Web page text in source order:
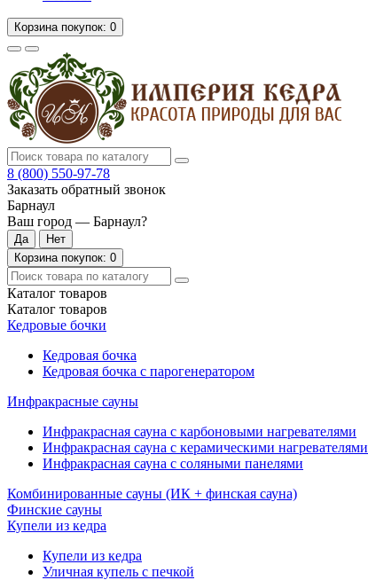
Корзинапокупок: 0
8 (800) 550-97-78
Заказать обратный звонок
Барнаул
Ваш город — Барнаул?
Корзинапокупок: 0
Каталог товаров
Каталог товаров
Кедровые бочки
Кедровая бочка
Кедровая бочка с парогенератором
Инфракрасные сауны
Инфракрасная сауна с карбоновыми нагревателями
Инфракрасная сауна с керамическими нагревателями
Инфракрасная сауна с соляными панелями
Комбинированные сауны (ИК + финская сауна)
Финские сауны
Купели из кедра
Купели из кедра
Уличная купель с печкой